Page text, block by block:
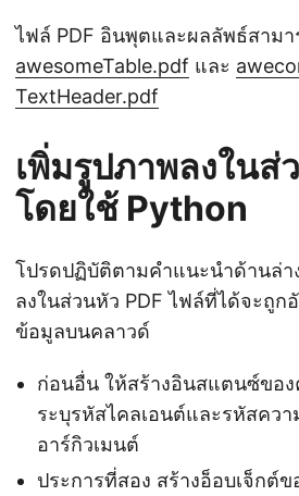
ไฟล์ PDF อินพุตและผลลัพธ์สาม
awesomeTable.pdf และ
TextHeader.pdf
เพิ่มรูปภาพลงในส่
โดยใช้ Python
โปรดปฏิบัติตามคำแนะนำด้านล่า
ลงในส่วนหัว PDF ไฟล์ที่ได้จะถูก
ข้อมูลบนคลาวด์
ก่อนอื่น ให้สร้างอินสแตนซ์ของ
ระบุรหัสไคลเอนต์และรหัสควา
อาร์กิวเมนต์
ประการที่สอง สร้างอ็อบเจ็กต์